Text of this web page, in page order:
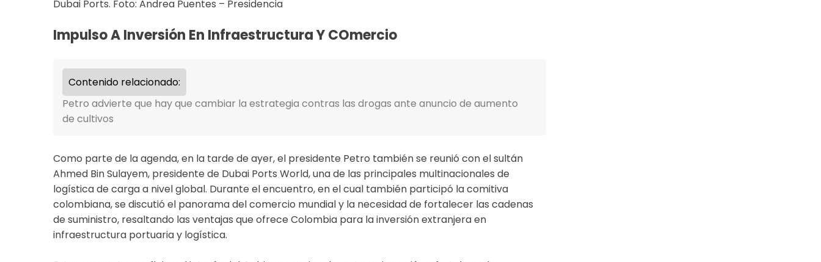
Dubai Ports. Foto: Andrea Puentes – Presidencia​
​Impulso A Inversión En Infraestructura Y C​omercio
Contenido relacionado:
Petro advierte que hay que cambiar la estrategia contras las drogas ante anuncio de aumento
de cultivos
​Como parte de la agenda, en la tarde de ayer, el presidente Petro también se reunió con el sultán
Ahmed Bin Sulayem, presidente de Dubai Ports World, una de las principales multinacionales de
logística de carga a nivel global. Durante el encuentro, en el cual también participó la comitiva
colombiana, se discutió el panorama del comercio mundial y la necesidad de fortalecer las cadenas
de suministro, resaltando las ventajas que ofrece Colombia para la inversión extranjera en
infraestructura portuaria y logística.